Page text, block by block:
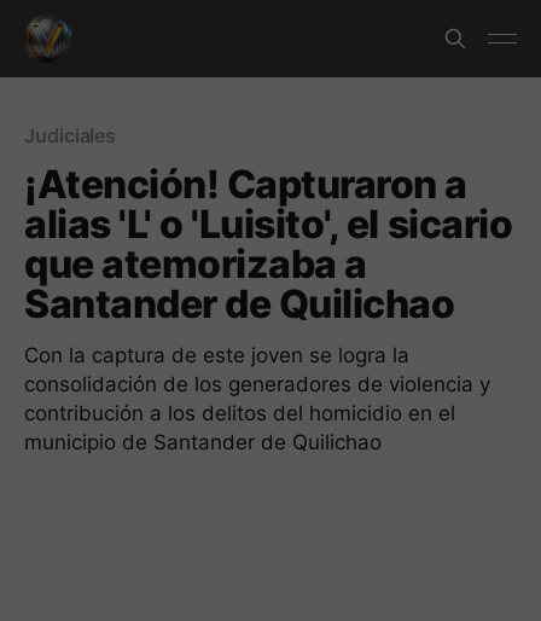
Judiciales
¡Atención! Capturaron a
alias 'L' o 'Luisito', el sicario
que atemorizaba a
Santander de Quilichao
Con la captura de este joven se logra la
consolidación de los generadores de violencia y
contribución a los delitos del homicidio en el
municipio de Santander de Quilichao